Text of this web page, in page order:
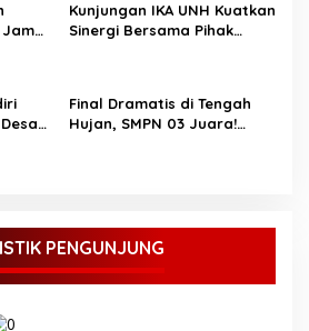
Kunjungan IKA UNH Kuatkan
Sinergi Bersama Pihak
Final Dramatis di Tengah
Hujan, SMPN 03 Juara!
PENGUNJUNG